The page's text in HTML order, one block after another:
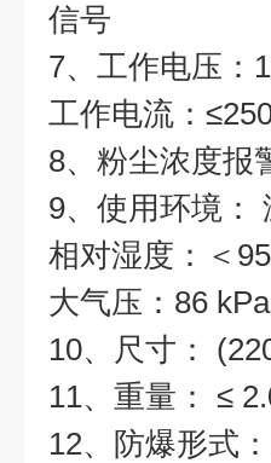
信号
7、工作电压：
工作电流：
8、粉尘浓度报
9、使用环境：
相对湿度：＜
大气压：86
10、尺寸：
11、重量： ≤
12、防爆形式